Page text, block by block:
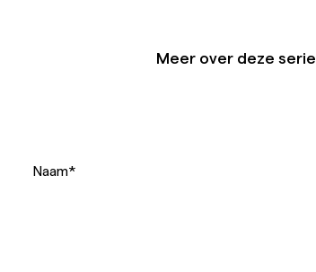
Meer over deze serie
Naam*